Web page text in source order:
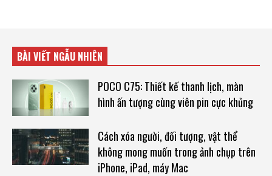
BÀI VIẾT NGẪU NHIÊN
POCO C75: Thiết kế thanh lịch, màn
hình ấn tượng cùng viên pin cực khủng
Cách xóa người, đối tượng, vật thể
không mong muốn trong ảnh chụp trên
iPhone, iPad, máy Mac